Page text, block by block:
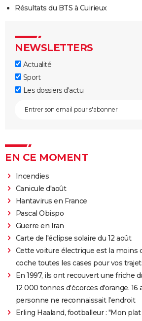
Résultats du BTS à Cuirieux
NEWSLETTERS
Actualité
Sport
Les dossiers d'actu
EN CE MOMENT
Incendies
Canicule d'août
Hantavirus en France
Pascal Obispo
Guerre en Iran
Carte de l'éclipse solaire du 12 août
Cette voiture électrique est la moins
coche toutes les cases pour vos
En 1997, ils ont recouvert une friche
12 000 tonnes d'écorces d'orange. 16
personne ne reconnaissait l'endroit
Erling Haaland, footballeur : "Mon